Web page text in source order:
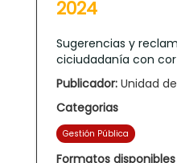
2024
Sugerencias y
ciciudadanía con
Publicador: Unidad
Categorias
Gestión Pública
Formatos disponibles